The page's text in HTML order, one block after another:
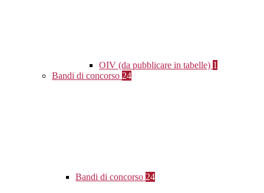
OIV (da pubblicare in tabelle) 1
Bandi di concorso 24
Bandi di concorso 24